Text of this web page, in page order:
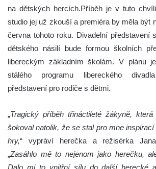
na dětských hercích.Příběh je v tuto
studio jej už zkouší a premiéra by měla být
června tohoto roku. Divadelní představení
dětského násilí bude formou školních
libereckým základním školám. V plánu
stálého programu libereckého
představení pro rodiče s dětmi.
„Tragický příběh třináctileté žákyně,
šokoval natolik, že se stal pro mne
hry,“ vypráví herečka a režisérka
„Zasáhlo mě to nejenom jako herečku,
Dalo mi to vnitřní sílu do další herecké